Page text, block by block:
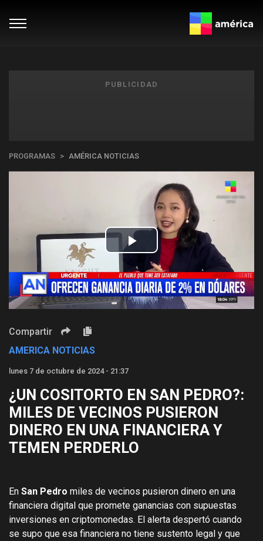
PUBLICIDAD
PROGRAMAS AMÉRICA NOTICIAS
Play
Video
Compartir
AMERICA NOTICIAS
lunes 7 de octubre de 2024 - 21:37
¿UN COSITORTO EN SAN PEDRO?:
MILES DE VECINOS PUSIERON
DINERO EN UNA FINANCIERA Y
TEMEN PERDERLO
En San Pedro miles de vecinos pusieron dinero en una
financiera digital que promete ganancias con supuestas
inversiones en criptomonedas. El alerta despertó cuando
se supo que esa financiera no tiene sustento legal y que